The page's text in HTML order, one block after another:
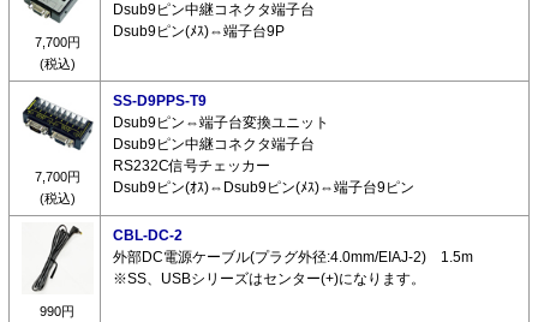
7,700円
(税込)
Dsub9ピン中継コネクタ端子台
Dsub9ピン(ﾒｽ)⇔端子台9P
7,700円
(税込)
SS-D9PPS-T9
Dsub9ピン⇔端子台変換ユニット
Dsub9ピン中継コネクタ端子台
RS232C信号チェッカー
Dsub9ピン(ｵｽ)⇔Dsub9ピン(ﾒｽ)⇔端子台9ピン
990円
CBL-DC-2
外部DC電源ケーブル(プラグ外径:4.0mm/EIAJ-2) 1.5m
※SS、USBシリーズはセンター(+)になります。